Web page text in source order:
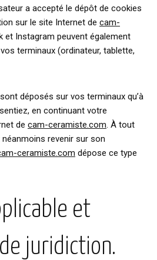
a accepté le dépôt de cookies
sur le site Internet de cam-
et Instagram peuvent également
terminaux (ordinateur, tablette,
déposés sur vos terminaux qu’à
en continuant votre
de cam-ceramiste.com. À tout
revenir sur son
ceramiste.com dépose ce type
et
juridiction.